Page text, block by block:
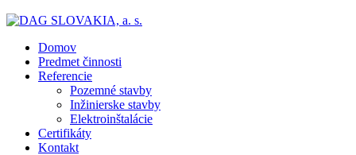
Domov
Predmet činnosti
Referencie
Pozemné stavby
Inžinierske stavby
Elektroinštalácie
Certifikáty
Kontakt